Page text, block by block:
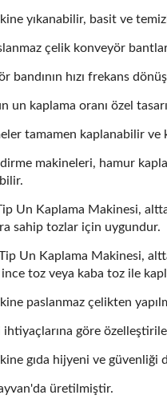
yıkanabilir, basit ve
çelik konveyör
bandının hızı frekans
un kaplama oranı özel
tamamen kaplanabilir
makineleri, hamur
Un Kaplama Makinesi,
sahip tozlar için uygundur.
Un Kaplama Makinesi,
toz veya kaba toz ile
paslanmaz çelikten
ihtiyaçlarına göre
gıda hijyeni ve güvenliği
üretilmiştir.